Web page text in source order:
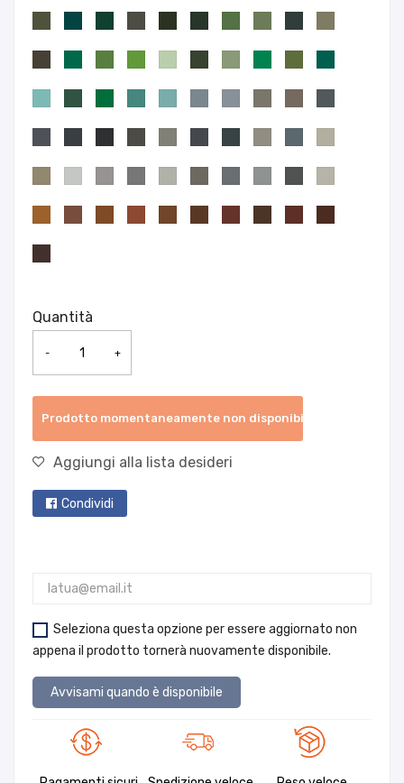
Quantità
- +
Prodotto momentaneamente non disponibile
Aggiungi alla lista desideri
Condividi
Seleziona questa opzione per essere aggiornato non
appena il prodotto tornerà nuovamente disponibile.
Avvisami quando è disponibile